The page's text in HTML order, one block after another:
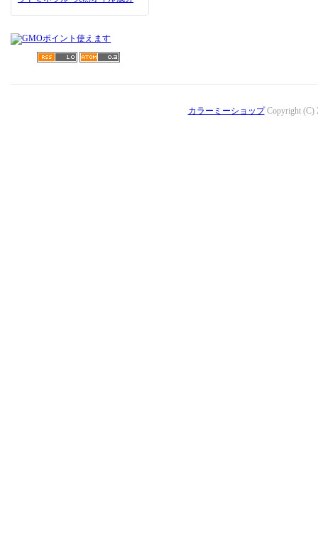
カラーミーショップCopyright (C)